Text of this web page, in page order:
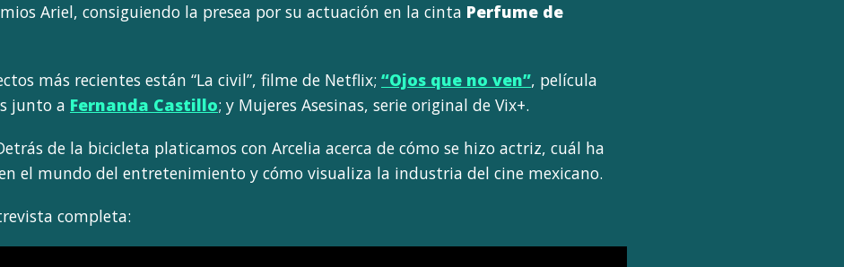
Ariel, consiguiendo la presea por su actuación en la cinta Perfume de
más recientes están “La civil”, filme de Netflix; “Ojos que no ven”, película
junto a Fernanda Castillo; y Mujeres Asesinas, serie original de Vix+.
de la bicicleta platicamos con Arcelia acerca de cómo se hizo actriz, cuál ha
el mundo del entretenimiento y cómo visualiza la industria del cine mexicano.
completa: